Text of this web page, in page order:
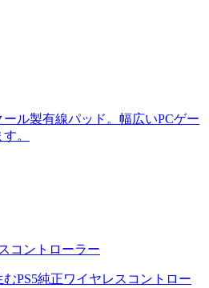
ル製有線パッド。幅広いPCゲー
。
コントローラー
PS5純正ワイヤレスコントロー